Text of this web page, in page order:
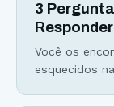
seus desejos
3
Você os
esquecidos